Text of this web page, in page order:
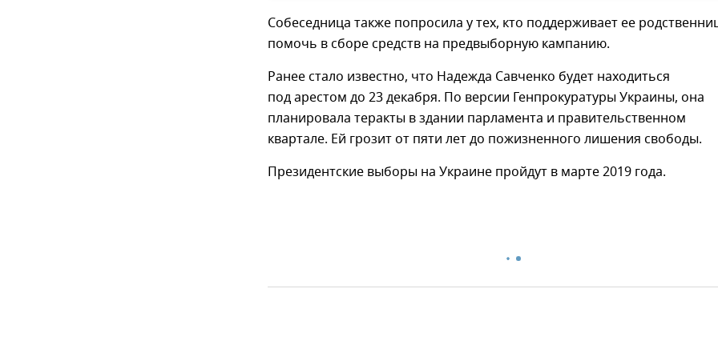
Собеседница также попросила у тех, кто поддерживает ее
помочь в сборе средств на предвыборную кампанию.
Ранее стало известно, что Надежда Савченко будет находиться
под арестом до 23 декабря. По версии Генпрокуратуры Украины, она
планировала теракты в здании парламента и правительственном
квартале. Ей грозит от пяти лет до пожизненного лишения свободы.
Президентские выборы на Украине пройдут в марте 2019 года.